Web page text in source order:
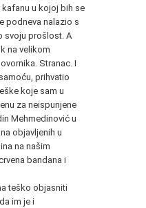
u kojoj bih se
podneva nalazio s
svoju prošlost. A
na velikom
Stranac. I
prihvatio
koje sam u
za neispunjene
Mehmedinović u
objavljenih u
na našim
bandana i
teško objasniti
im je i